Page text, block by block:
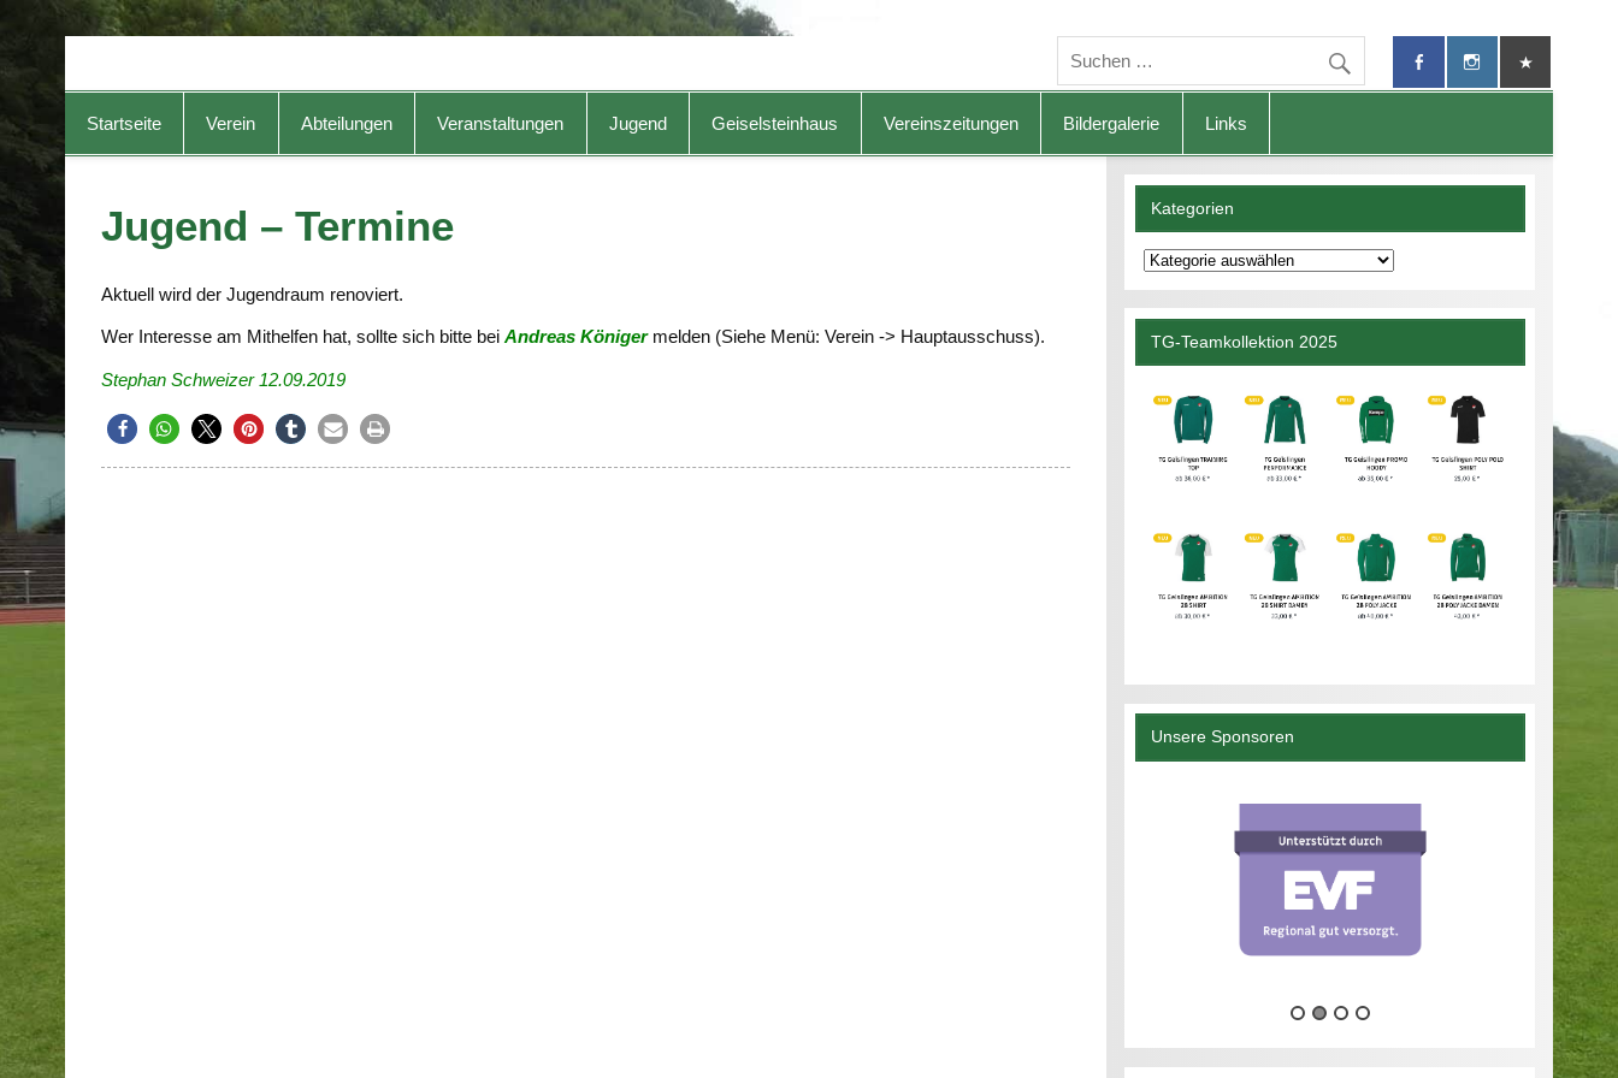
Startseite Verein Abteilungen Veranstaltungen Jugend Geiselsteinhaus Vereinszeitungen Bildergalerie Links
Jugend – Termine
Aktuell wird der Jugendraum renoviert.
Wer Interesse am Mithelfen hat, sollte sich bitte beiAndreas Königermelden (Siehe Menü: Verein -> Hauptausschuss).
Stephan Schweizer 12.09.2019
Kategorien
Kategorien
TG-Teamkollektion 2025
Unsere Sponsoren